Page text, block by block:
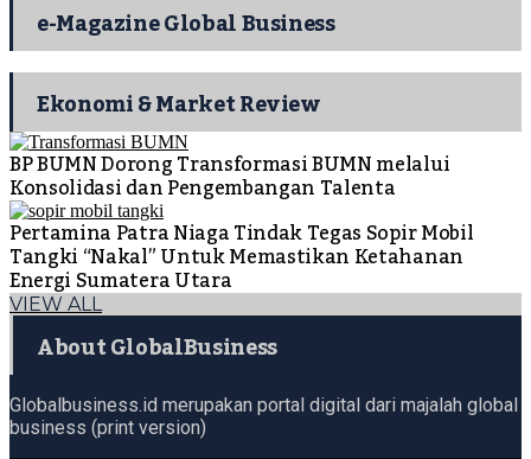
e-Magazine Global Business
Ekonomi & Market Review
BP BUMN Dorong Transformasi BUMN melalui
Konsolidasi dan Pengembangan Talenta
Pertamina Patra Niaga Tindak Tegas Sopir Mobil
Tangki “Nakal” Untuk Memastikan Ketahanan
Energi Sumatera Utara
VIEW ALL
About GlobalBusiness
Globalbusiness.id merupakan portal digital dari majalah global
business (print version)